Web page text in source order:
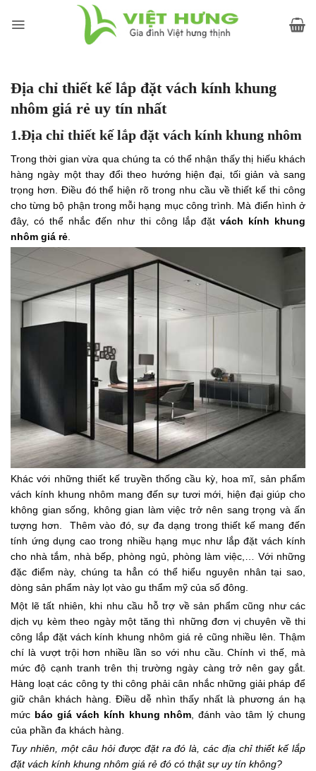
Địa chỉ thiết kế lắp đặt vách kính khung
nhôm giá rẻ uy tín nhất
1.Địa chỉ thiết kế lắp đặt vách kính khung nhôm
Trong thời gian vừa qua chúng ta có thể nhận thấy thị hiếu khách
hàng ngày một thay đổi theo hướng hiện đại, tối giản và sang
trọng hơn. Điều đó thể hiện rõ trong nhu cầu về thiết kế thi công
cho từng bộ phận trong mỗi hạng mục công trình. Mà điển hình ở
đây, có thể nhắc đến như thi công lắp đặt vách kính khung
nhôm giá rẻ
Khác với những thiết kế truyền thống cầu kỳ, hoa mĩ, sản phẩm
vách kính khung nhôm mang đến sự tươi mới, hiện đại giúp cho
không gian sống, không gian làm việc trở nên sang trọng và ấn
tượng hơn. Thêm vào đó, sự đa dạng trong thiết kế mang đến
tính ứng dụng cao trong nhiều hạng mục như lắp đặt vách kính
cho nhà tắm, nhà bếp, phòng ngủ, phòng làm việc,… Với những
đặc điểm này, chúng ta hẳn có thể hiểu nguyên nhân tại sao,
dòng sản phẩm này lọt vào gu thẩm mỹ của số đông.
Một lẽ tất nhiên, khi nhu cầu hỗ trợ về sản phẩm cũng như các
dịch vụ kèm theo ngày một tăng thì những đơn vị chuyên về thi
công lắp đặt vách kính khung nhôm giá rẻ cũng nhiều lên. Thậm
chí là vượt trội hơn nhiều lần so với nhu cầu. Chính vì thế, mà
mức độ cạnh tranh trên thị trường ngày càng trở nên gay gắt.
Hàng loạt các công ty thi công phải cân nhắc những giải pháp để
giữ chân khách hàng. Điều dễ nhìn thấy nhất là phương án hạ
mức báo giá vách kính khung nhôm, đánh vào tâm lý chung
của phần đa khách hàng.
Tuy nhiên, một câu hỏi được đặt ra đó là, các địa chỉ thiết kế lắp
đặt vách kính khung nhôm giá rẻ đó có thật sự uy tín không?